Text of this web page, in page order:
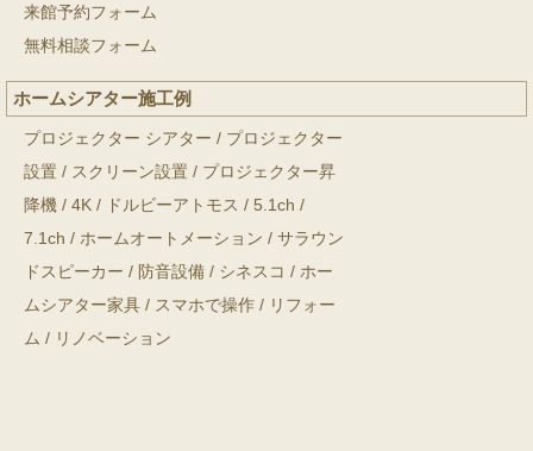
来館予約フォーム
無料相談フォーム
ホームシアター施工例
プロジェクター シアター / プロジェクター
設置 / スクリーン設置 / プロジェクター昇
降機 / 4K / ドルビーアトモス / 5.1ch /
7.1ch / ホームオートメーション / サラウン
ドスピーカー / 防音設備 / シネスコ / ホー
ムシアター家具 / スマホで操作 / リフォー
ム / リノベーション